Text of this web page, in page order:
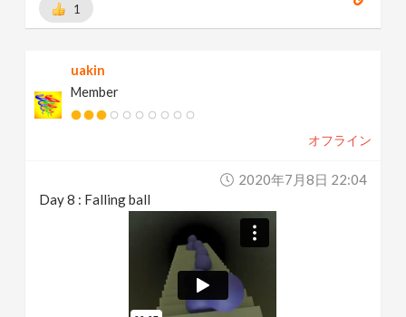
1
uakin
Member
オフライン
2020年7月8日 22:04
Day 8 : Falling ball